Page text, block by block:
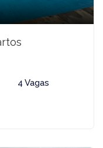
4 Vagas